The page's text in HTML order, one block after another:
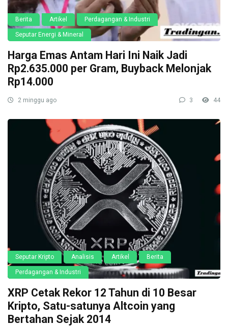
Berita Artikel Perdagangan & Industri
Seputar Energi & Mineral
Harga Emas Antam Hari Ini Naik Jadi
Rp2.635.000 per Gram, Buyback Melonjak
Rp14.000
2 minggu ago 3 44
Seputar Kripto Analisis Artikel Berita
Perdagangan & Industri
XRP Cetak Rekor 12 Tahun di 10 Besar
Kripto, Satu-satunya Altcoin yang
Bertahan Sejak 2014